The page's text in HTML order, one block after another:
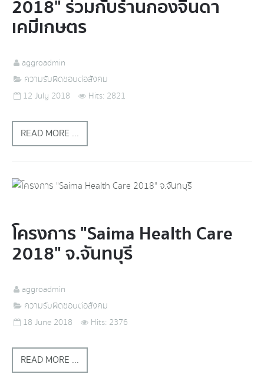
2018" ร่วมกับร้านกองจินดา
เคมีเกษตร
aggroadmin
ความรับผิดชอบต่อสังคม
12 July 2018
Hits: 2821
READ MORE ...
โครงการ "Saima Health Care
2018" จ.จันทบุรี
aggroadmin
ความรับผิดชอบต่อสังคม
18 June 2018
Hits: 2376
READ MORE ...